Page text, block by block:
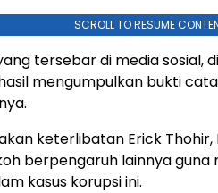
SCROLL TO RESUME
tersebar di media sosial,
mengumpulkan bukti
keterlibatan Erick Thohir,
berpengaruh lainnya guna
kasus korupsi ini.